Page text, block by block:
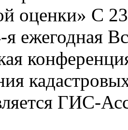
оценки» С
ежегодная
ГИС-